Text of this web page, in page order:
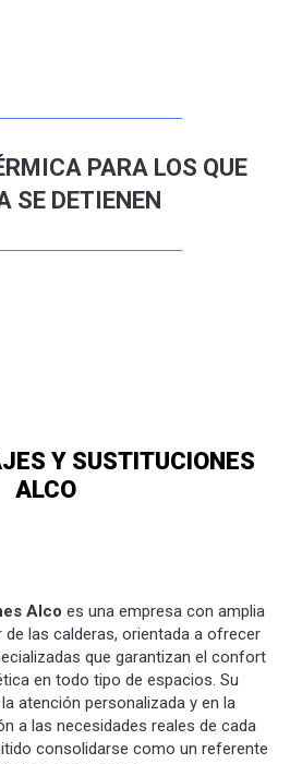
PARA LOS QUE
SE DETIENEN
Y SUSTITUCIONES
ALCO
Alco es una empresa con amplia
las calderas, orientada a ofrecer
que garantizan el confort
en todo tipo de espacios. Su
atención personalizada y en la
a las necesidades reales de cada
consolidarse como un referente